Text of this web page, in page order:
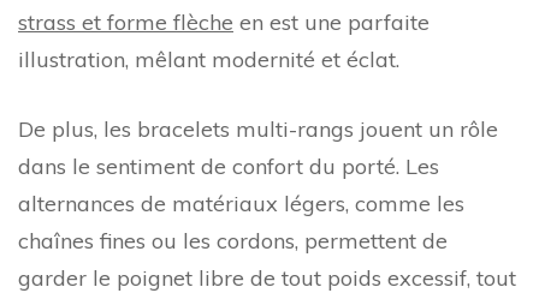
strass et forme flèche en est une parfaite
illustration, mêlant modernité et éclat.
De plus, les bracelets multi-rangs jouent un rôle
dans le sentiment de confort du porté. Les
alternances de matériaux légers, comme les
chaînes fines ou les cordons, permettent de
garder le poignet libre de tout poids excessif, tout